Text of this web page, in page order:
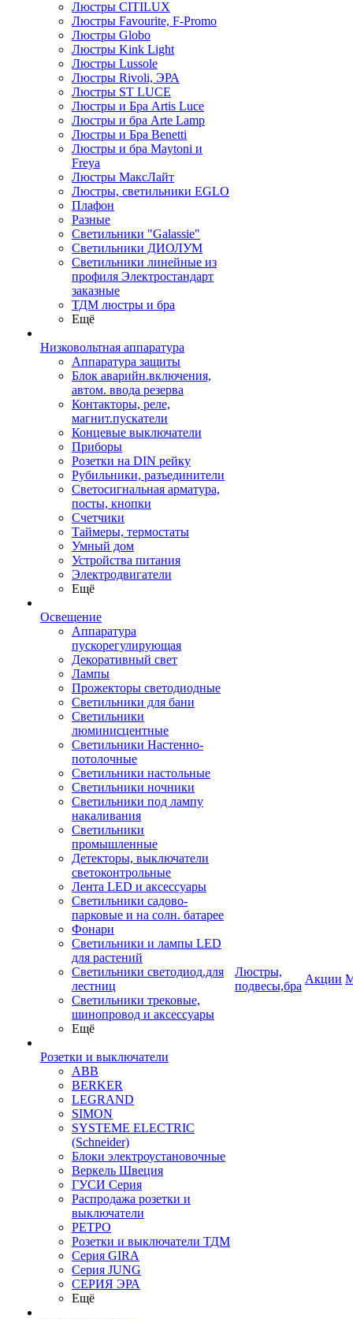
Люстры CITILUX
Люстры Favourite, F-Promo
Люстры Globo
Люстры Kink Light
Люстры Lussole
Люстры Rivoli, ЭРА
Люстры ST LUCE
Люстры и Бра Artis Luce
Люстры и бра Arte Lamp
Люстры и Бра Benetti
Люстры и бра Maytoni и
Freya
Люстры МаксЛайт
Люстры, светильники EGLO
Плафон
Разные
Светильники "Galassie"
Светильники ДИОЛУМ
Светильники линейные из
профиля Электростандарт
заказные
ТДМ люстры и бра
Ещё
Низковольтная аппаратура
Аппаратура защиты
Блок аварийн.включения,
автом. ввода резерва
Контакторы, реле,
магнит.пускатели
Концевые выключатели
Приборы
Розетки на DIN рейку
Рубильники, разъединители
Светосигнальная арматура,
посты, кнопки
Счетчики
Таймеры, термостаты
Умный дом
Устройства питания
Электродвигатели
Ещё
Освещение
Аппаратура
пускорегулирующая
Декоративный свет
Лампы
Прожекторы светодиодные
Светильники для бани
Светильники
люминисцентные
Светильники Настенно-
потолочные
Светильники настольные
Светильники ночники
Светильники под лампу
накаливания
Светильники
промышленные
Детекторы, выключатели
светоконтрольные
Лента LED и аксессуары
Светильники садово-
парковые и на солн. батарее
Фонари
Светильники и лампы LED
для растений
Светильники светодиод.для
лестниц
Светильники трековые,
шинопровод и аксессуары
Ещё
Розетки и выключатели
ABB
BERKER
LEGRAND
SIMON
SYSTEME ELECTRIC
(Schneider)
Блоки электроустановочные
Веркель Швеция
ГУСИ Серия
Распродажа розетки и
выключатели
РЕТРО
Розетки и выключатели ТДМ
Серия GIRA
Серия JUNG
СЕРИЯ ЭРА
Ещё
Люстры,
подвесы,бра
Акции